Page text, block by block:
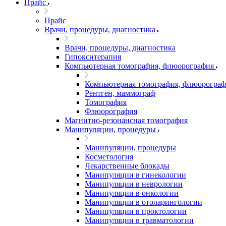
Прайс
Прайс
Врачи, процедуры, диагностика
Врачи, процедуры, диагностика
Гипокситерапия
Компьютерная томография, флюорография
Компьютерная томография,
Рентген, маммограф
Томография
Флюорография
Магнитно-резонансная томография
Манипуляции, процедуры
Манипуляции, процедуры
Косметология
Лекарственные блокады
Манипуляции в гинекологии
Манипуляции в неврологии
Манипуляции в онкологии
Манипуляции в отоларингологии
Манипуляции в проктологии
Манипуляции в травматологии